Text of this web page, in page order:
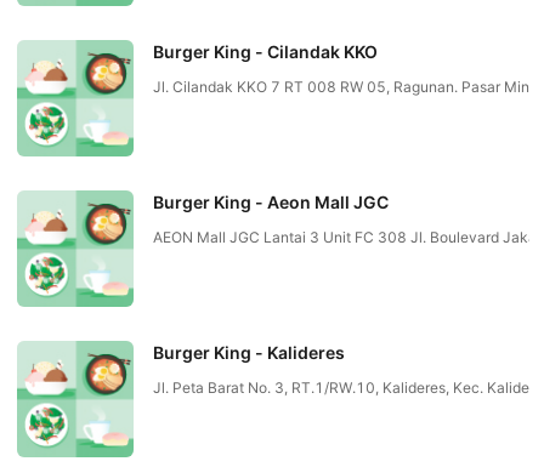
Burger King - Cilandak KKO
Jl. Cilandak KKO 7 RT 008 RW 05, Ragunan. Pasar
Burger King - Aeon Mall JGC
AEON Mall JGC Lantai 3 Unit FC 308 Jl. Boulevard
Burger King - Kalideres
Jl. Peta Barat No. 3, RT.1/RW.10, Kalideres, Kec.